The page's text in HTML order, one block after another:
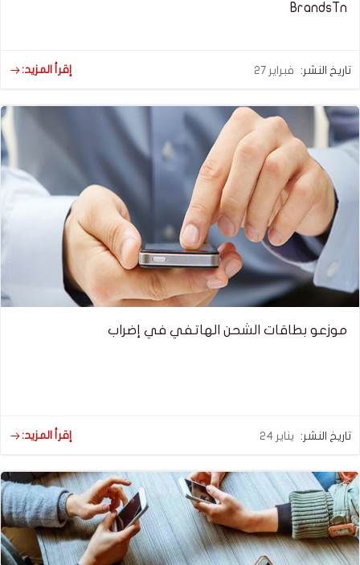
BrandsTn
تاريخ النشر: فبراير 27 إقرأ المزيد:
موزعو بطاقات الشحن الهاتفي في إضراب
تاريخ النشر: يناير 24 إقرأ المزيد: